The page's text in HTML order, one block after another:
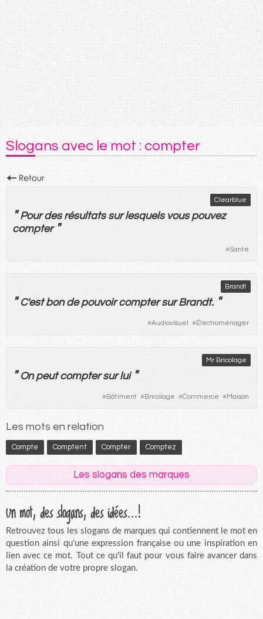
Slogans avec le mot : compter
Clearblue
" Pour des résultats sur lesquels vous pouvez
compter "
#Santé
Brandt
"C'est bon de pouvoir compter surBrandt. "
#Audiovisuel #Électroménager
Mr Bricolage
"Onpeut compter sur lui "
#Bâtiment #Bricolage #Commerce #Maison
Les mots en relation
Compte Comptent Compter Comptez
Les slogans des marques
Un mot, des slogans, des idées...!
Retrouvez tous les slogans de marques qui contiennent le mot en
question ainsi qu'une expression française ou une inspiration en
lien avec ce mot. Tout ce qu'il faut pour vous faire avancer dans
la création de votre propre slogan.